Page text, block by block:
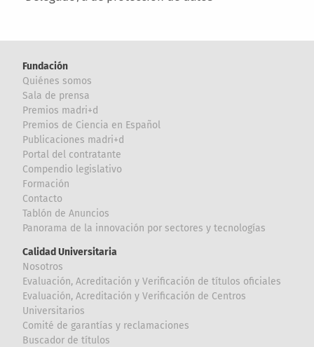
Fundación
Quiénes somos
Sala de prensa
Premios madri+d
Premios de Ciencia en Español
Publicaciones madri+d
Portal del contratante
Compendio legislativo
Formación
Contacto
Tablón de Anuncios
Panorama de la innovación por sectores y tecnologías
Calidad Universitaria
Nosotros
Evaluación, Acreditación y Verificación de títulos oficiales
Evaluación, Acreditación y Verificación de Centros
Universitarios
Comité de garantías y reclamaciones
Buscador de títulos